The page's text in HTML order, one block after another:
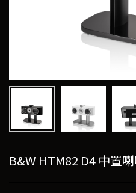
B&W HTM82 D4 中置